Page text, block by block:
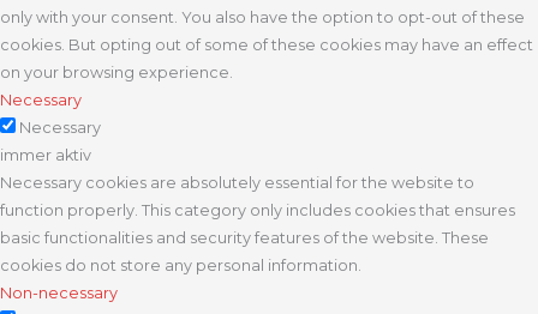
only with your consent. You also have the option to opt-out of these
cookies. But opting out of some of these cookies may have an effect
on your browsing experience.
Necessary
Necessary
immer aktiv
Necessary cookies are absolutely essential for the website to
function properly. This category only includes cookies that ensures
basic functionalities and security features of the website. These
cookies do not store any personal information.
Non-necessary